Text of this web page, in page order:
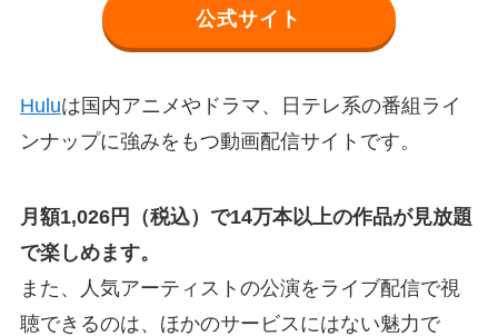
公式サイト
Huluは国内アニメやドラマ、日テレ系の番組ライ
ンナップに強みをもつ動画配信サイトです。
月額1,026円（税込）で14万本以上の作品が見放題
で楽しめます。
また、人気アーティストの公演をライブ配信で視
聴できるのは、ほかのサービスにはない魅力で